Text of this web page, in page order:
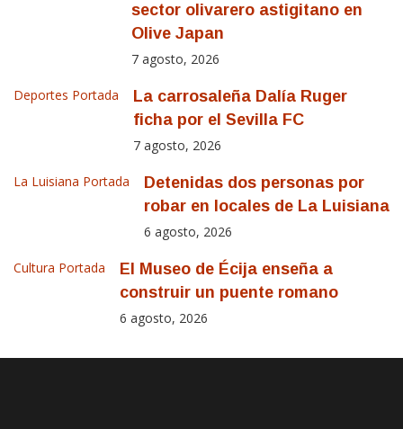
sector olivarero astigitano en
Olive Japan
7 agosto, 2026
Deportes Portada
La carrosaleña Dalía Ruger
ficha por el Sevilla FC
7 agosto, 2026
La Luisiana Portada
Detenidas dos personas por
robar en locales de La Luisiana
6 agosto, 2026
Cultura Portada
El Museo de Écija enseña a
construir un puente romano
6 agosto, 2026